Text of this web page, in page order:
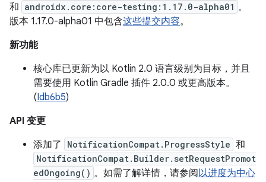
和 androidx.core:core-testing:1.17.0-alpha01 。
版本 1.17.0-alpha01 中包含这些提交内容。
新功能
核心库已更新为以 Kotlin 2.0 语言级别为目标，并且
需要使用 Kotlin Gradle 插件 2.0.0 或更高版本。
(Idb6b5)
API 变更
添加了
NotificationCompat.ProgressStyle 和
NotificationCompat.Builder.setRequestPromot
edOngoing() 。如需了解详情，请参阅以进度为中心